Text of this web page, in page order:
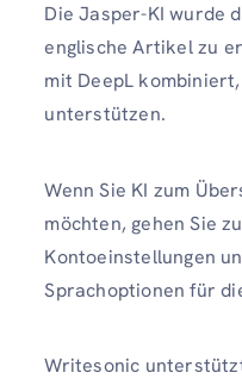
Die Jasper-KI wurde
englische Artikel zu
mit DeepL
unterstützen.
Wenn Sie KI zum
möchten, gehen Sie
Kontoeinstellungen
Sprachoptionen für
Writesonic